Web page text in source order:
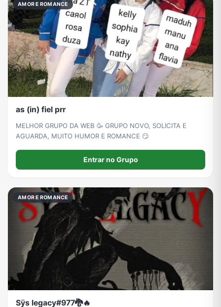
AMOR E ROMANCE
as (in) fiel prr
MELHOR GRUPO DA WEB 🥳 GRUPO NOVO, SOLICITA E
AGUARDA, MUITO HUMOR E ROMANCE 😏
Entrar no Grupo
AMOR E ROMANCE
Sÿs legacy#977🐉🔥